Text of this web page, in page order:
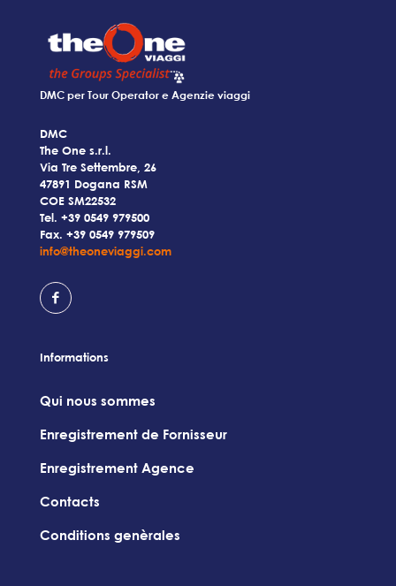
DMC per Tour Operator e Agenzie viaggi
DMC
The One s.r.l.
Via Tre Settembre, 26
47891 Dogana RSM
COE SM22532
Tel. +39 0549 979500
Fax. +39 0549 979509
info@theoneviaggi.com
Informations
Qui nous sommes
Enregistrement de Fornisseur
Enregistrement Agence
Contacts
Conditions genèrales